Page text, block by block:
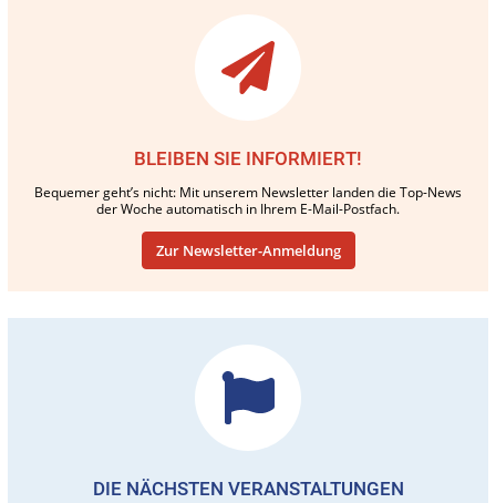
BLEIBEN SIE INFORMIERT!
Bequemer geht’s nicht: Mit unserem Newsletter landen die Top-News
der Woche automatisch in Ihrem E-Mail-Postfach.
Zur Newsletter-Anmeldung
DIE NÄCHSTEN VERANSTALTUNGEN